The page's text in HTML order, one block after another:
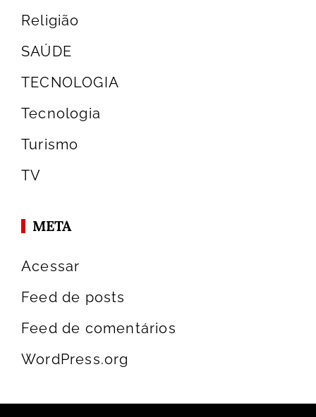
Religião
SAÚDE
TECNOLOGIA
Tecnologia
Turismo
TV
META
Acessar
Feed de posts
Feed de comentários
WordPress.org